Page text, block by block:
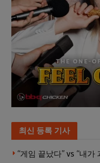
최신 등록 기사